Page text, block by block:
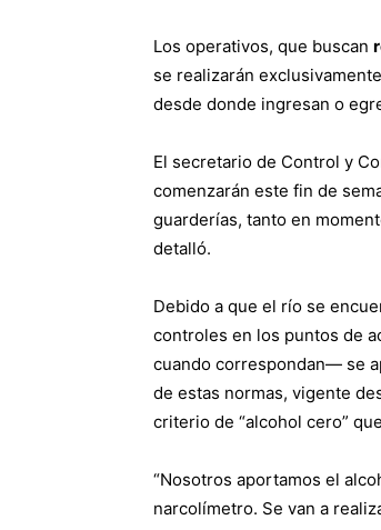
Los operativos, que buscan
se realizarán
desde donde ingresan o
El secretario de Control y
comenzarán este fin de
guarderías, tanto en
detalló.
Debido a que el río se
controles en los puntos de
cuando correspondan— se
de estas normas, vigente
criterio de “alcohol cero”
“Nosotros aportamos el
narcolímetro. Se van a